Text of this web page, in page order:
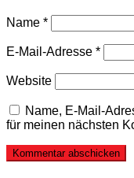
Name *
E-Mail-Adresse *
Website
Name, E-Mail-
für meinen nächsten